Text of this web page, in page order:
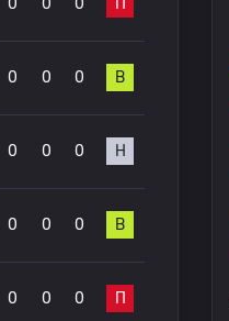
0 0 0 П
0 0 0 В
0 0 0 Н
0 0 0 В
0 0 0 П